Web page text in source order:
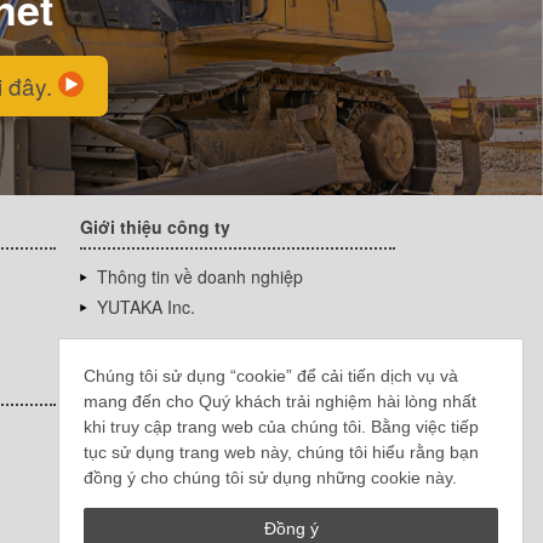
Chúng tôi sử dụng “cookie” để cải tiến dịch vụ và
mang đến cho Quý khách trải nghiệm hài lòng nhất
khi truy cập trang web của chúng tôi. Bằng việc tiếp
tục sử dụng trang web này, chúng tôi hiểu rằng bạn
đồng ý cho chúng tôi sử dụng những cookie này.
Đồng ý
đây.
Giới thiệu công ty
Thông tin về doanh nghiệp
YUTAKA Inc.